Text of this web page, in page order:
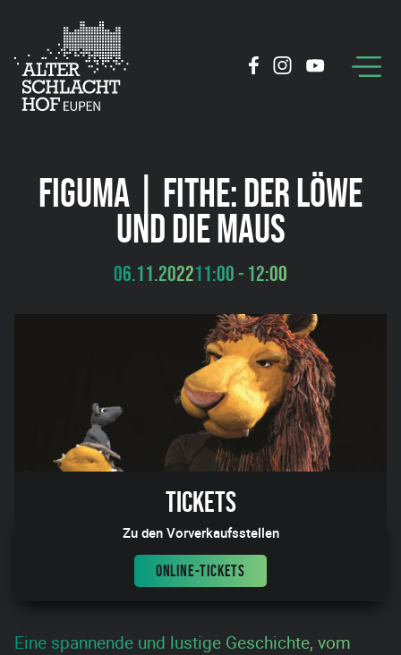
FIGUMA | FITHE: DER LÖWE
UND DIE MAUS
06.11.202211:00 - 12:00
Tickets
Zu den Vorverkaufsstellen
ONLINE-TICKETS
Eine spannende und lustige Geschichte, vom